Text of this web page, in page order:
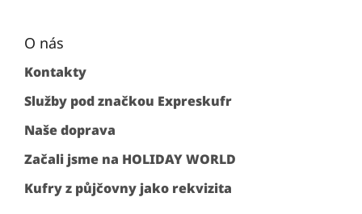
O nás
Kontakty
Služby pod značkou Expreskufr
Naše doprava
Začali jsme na HOLIDAY WORLD
Kufry z půjčovny jako rekvizita